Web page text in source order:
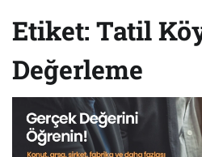
Etiket: Tatil
Değerleme